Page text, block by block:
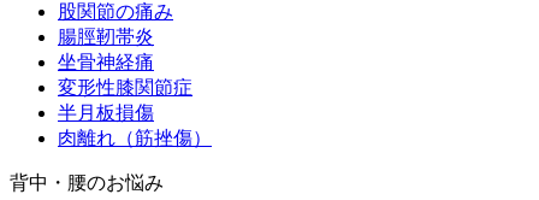
股関節の痛み
腸脛靭帯炎
坐骨神経痛
変形性膝関節症
半月板損傷
肉離れ（筋挫傷）
背中・腰のお悩み